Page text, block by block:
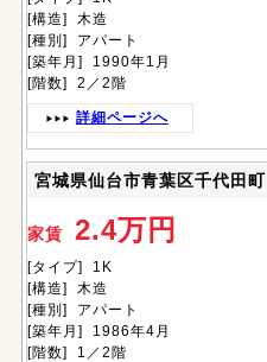
[構造] 木造
[種別] アパート
[築年月] 1990年1月
[階数] 2／2階
詳細ページへ
宮城県仙台市青葉区千代田町
家賃 2.4万円
[タイプ] 1K
[構造] 木造
[種別] アパート
[築年月] 1986年4月
[階数] 1／2階